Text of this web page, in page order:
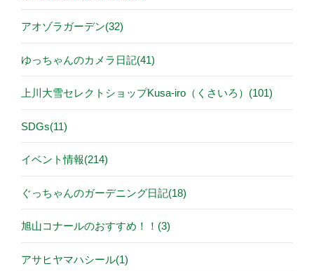
アオゾラガーデン(32)
ゆっちゃんのカメラ日記(41)
上川大雪セレクトショップKusa-iro（くさいろ）(101)
SDGs(11)
イベント情報(214)
ぐっちゃんのガーデニング日記(18)
旭山コナールのおすすめ！！(3)
アサヒヤマハシール(1)